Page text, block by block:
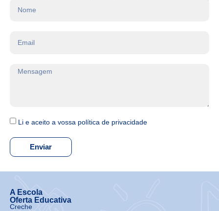
Li e aceito a vossa política de privacidade
Enviar
A Escola
Oferta Educativa
Creche